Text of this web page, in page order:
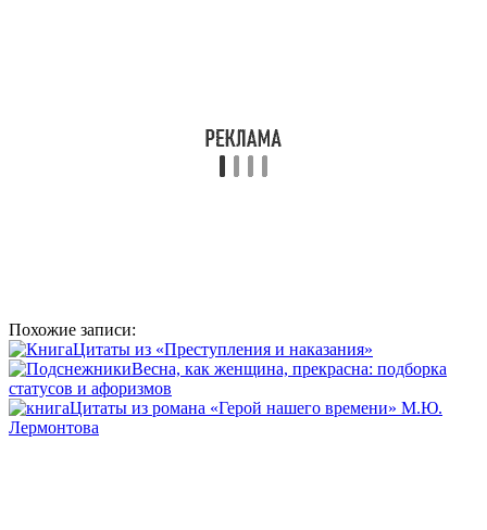
Похожие записи:
Цитаты из «Преступления и наказания»
Весна, как женщина, прекрасна: подборка
статусов и афоризмов
Цитаты из романа «Герой нашего времени» М.Ю.
Лермонтова